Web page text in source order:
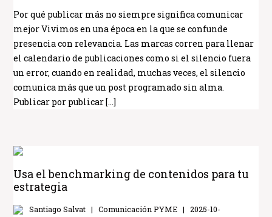
Por qué publicar más no siempre significa comunicar
mejor Vivimos en una época en la que se confunde
presencia con relevancia. Las marcas corren para llenar
el calendario de publicaciones como si el silencio fuera
un error, cuando en realidad, muchas veces, el silencio
comunica más que un post programado sin alma.
Publicar por publicar […]
Usa el benchmarking de contenidos para tu
estrategia
Santiago Salvat Comunicación PYME
2025-10-